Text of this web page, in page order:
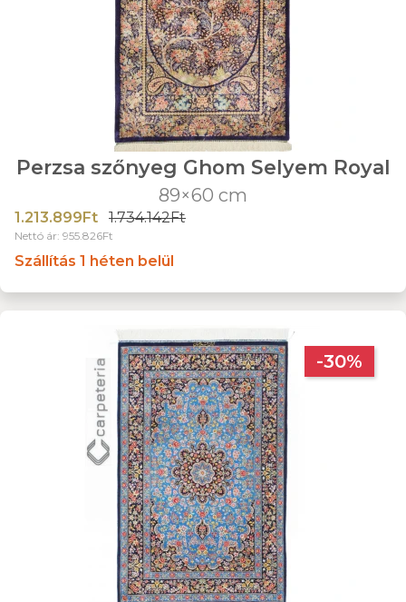
Perzsa szőnyeg Ghom Selyem Royal
89×60 cm
1.213.899Ft 1.734.142Ft
Nettó ár: 955.826Ft
Szállítás 1 héten belül
-30%